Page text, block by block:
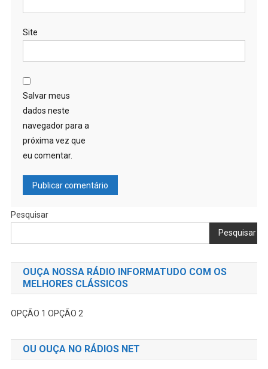
Site
Salvar meus
dados neste
navegador para a
próxima vez que
eu comentar.
Pesquisar
Pesquisar
OUÇA NOSSA RÁDIO INFORMATUDO COM OS
MELHORES CLÁSSICOS
OPÇÃO 1 OPÇÃO 2
OU OUÇA NO RÁDIOS NET